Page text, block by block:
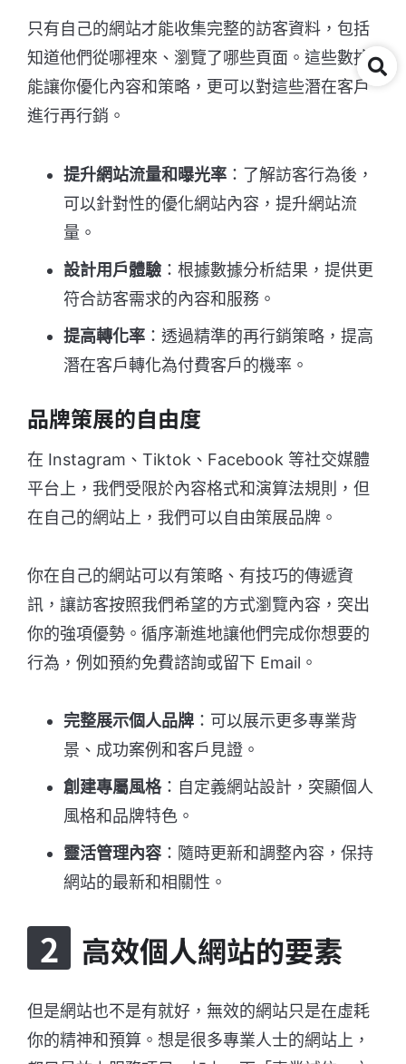
只有自己的網站才能收集完整的訪客資料，包括
知道他們從哪裡來、瀏覽了哪些頁面。這些數據
能讓你優化內容和策略，更可以對這些潛在客戶
進行再行銷。
提升網站流量和曝光率 ：了解訪客行為後，
可以針對性的優化網站內容，提升網站流
量。
設計用戶體驗 ：根據數據分析結果，提供更
符合訪客需求的內容和服務。
提高轉化率 ：透過精準的再行銷策略，提高
潛在客戶轉化為付費客戶的機率。
品牌策展的自由度
在 Instagram、Tiktok、Facebook 等社交媒體
平台上，我們受限於內容格式和演算法規則，但
在自己的網站上，我們可以自由策展品牌。
你在自己的網站可以有策略、有技巧的傳遞資
訊，讓訪客按照我們希望的方式瀏覽內容，突出
你的強項優勢。循序漸進地讓他們完成你想要的
行為，例如預約免費諮詢或留下 Email。
完整展示個人品牌 ：可以展示更多專業背
景、成功案例和客戶見證。
創建專屬風格：自定義網站設計，突顯個人
風格和品牌特色。
靈活管理內容 ：隨時更新和調整內容，保持
網站的最新和相關性。
高效個人網站的要素
但是網站也不是有就好，無效的網站只是在虛耗
你的精神和預算。想是很多專業人士的網站上，